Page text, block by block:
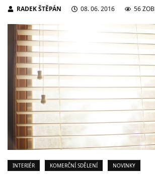
RADEK ŠTĚPÁN 08. 06. 2016 56
INTERIÉR KOMERČNÍ SDĚLENÍ NOVINKY